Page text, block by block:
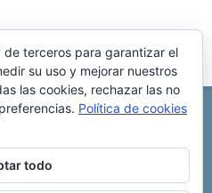
C/ Virgen del pilar, 6 ,
Centralita De Coche
terceros para garantizar el
su uso y mejorar nuestros
las cookies, rechazar las no
Política de cookies
todo